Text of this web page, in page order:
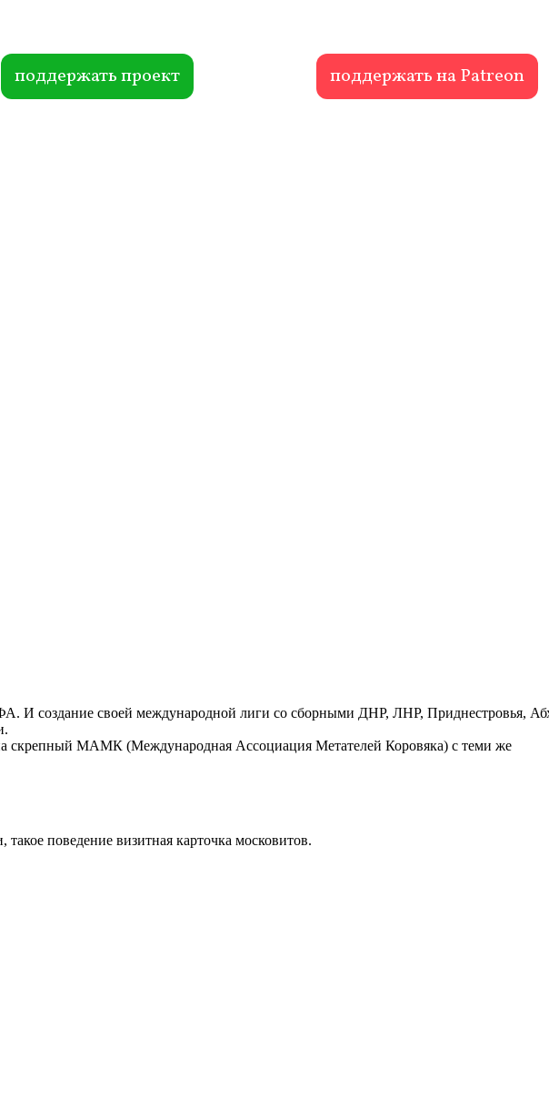
itte
r поддержать проект поддержать на Patreon